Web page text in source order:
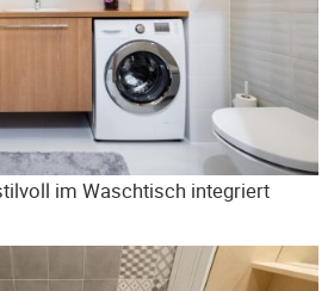
im Waschtisch integriert